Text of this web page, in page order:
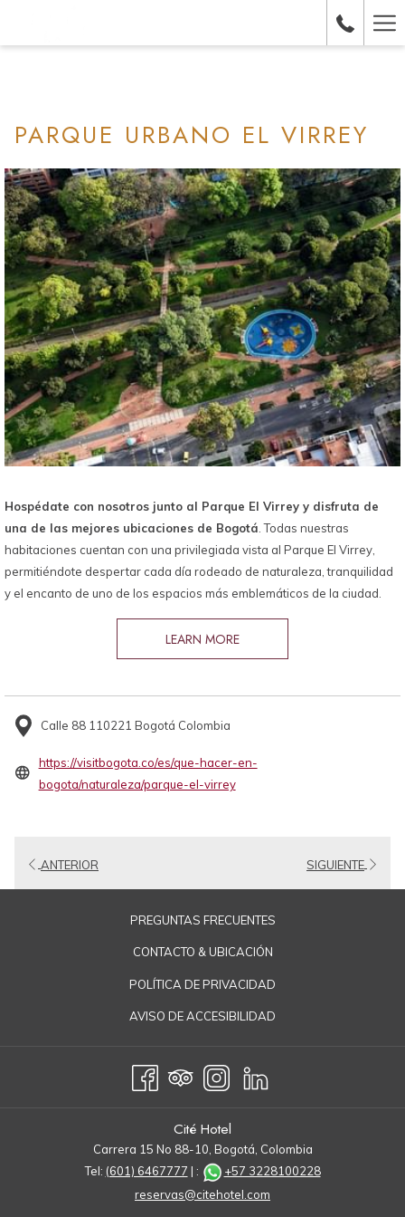
PARQUE URBANO EL VIRREY
Hospédate con nosotros junto al Parque El Virrey y disfruta de
una de las mejores ubicaciones de Bogotá . Todas nuestras
habitaciones cuentan con una privilegiada vista al Parque El Virrey,
permitiéndote despertar cada día rodeado de naturaleza, tranquilidad
y el encanto de uno de los espacios más emblemáticos de la ciudad.
LEARN MORE
Calle 88 110221 Bogotá Colombia
https://visitbogota.co/es/que-hacer-en-
bogota/naturaleza/parque-el-virreyabre
ANTERIOR SIGUIENTE
PREGUNTAS FRECUENTES
CONTACTO & UBICACIÓN
POLÍTICA DE PRIVACIDAD
AVISO DE ACCESIBILIDAD
Cité Hotel
Carrera 15 No 88-10, Bogotá, Colombia
Tel: (601) 6467777 | :
+57 3228100228
reservas@citehotel.com